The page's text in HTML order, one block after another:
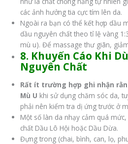
các ảnh hưởng tia cực tím lên da.
Ngoài ra bạn có thể kết hợp dầu
dầu nguyên chất theo tỉ lệ vàng
mù u). Để massage thư giãn,
8. Khuyến Cáo Khi
Nguyên Chất
Rất ít trường hợp ghi nhận
Mù U khi sử dụng chăm sóc da,
phải nên kiểm tra dị ứng trước ở
Một số làn da nhạy cảm quá
chất Dầu Lô Hội hoặc Dầu Dừa.
Đựng trong (chai, bình, can, lọ,